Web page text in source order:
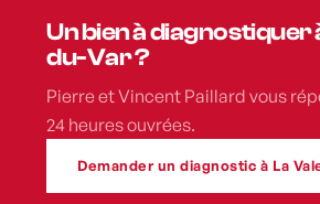
Un bien à diagnostiquer
du-Var ?
Pierre et Vincent Paillard vous
24 heures ouvrées.
Demander un diagnostic à La